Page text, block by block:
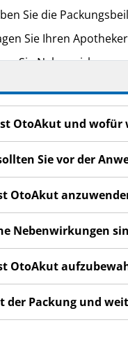
Sie die
Sie Ihren
Sie
die
Sie sich nach 2
OtoAkut und wofür
Sie vor der
OtoAkut
Nebenwirkungen
OtoAkut
der Packung und